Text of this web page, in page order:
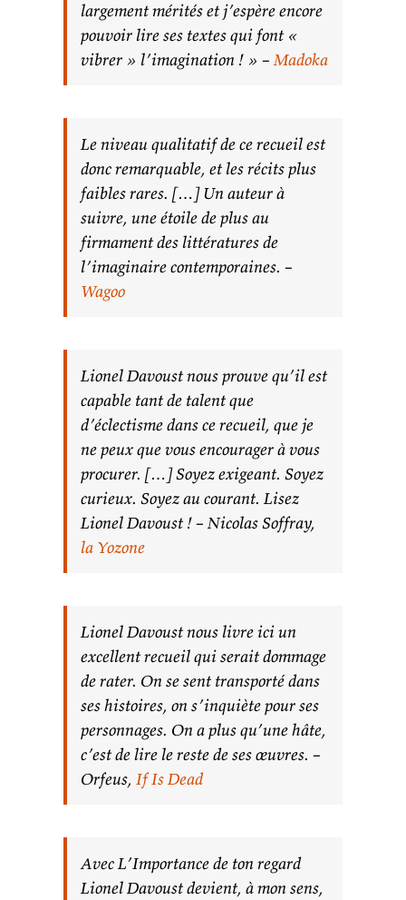
largement mérités et j’espère encore
pouvoir lire ses textes qui font «
vibrer » l’imagination ! » –Madoka
Le niveau qualitatif de ce recueil est
donc remarquable, et les récits plus
faibles rares. […] Un auteur à
suivre, une étoile de plus au
firmament des littératures de
l’imaginaire contemporaines. –
Wagoo
Lionel Davoust nous prouve qu’il est
capable tant de talent que
d’éclectisme dans ce recueil, que je
ne peux que vous encourager à vous
procurer. […] Soyez exigeant. Soyez
curieux. Soyez au courant. Lisez
Lionel Davoust ! – Nicolas Soffray,
la Yozone
Lionel Davoust nous livre ici un
excellent recueil qui serait dommage
de rater. On se sent transporté dans
ses histoires, on s’inquiète pour ses
personnages. On a plus qu’une hâte,
c’est de lire le reste de ses œuvres. –
Orfeus, If Is Dead
AvecL’Importance de ton regard
Lionel Davoust devient, à mon sens,